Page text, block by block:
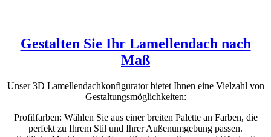
Gestalten Sie Ihr Lamellendach nach
Maß
Unser 3D Lamellendachkonfigurator bietet Ihnen eine Vielzahl von
Gestaltungsmöglichkeiten:
Profilfarben: Wählen Sie aus einer breiten Palette an Farben, die
perfekt zu Ihrem Stil und Ihrer Außenumgebung passen.